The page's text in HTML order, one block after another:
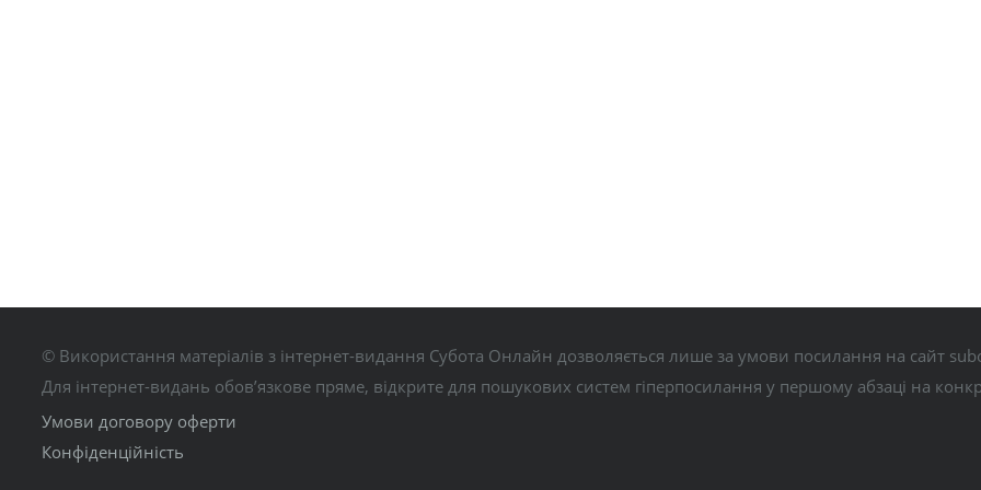
© Використання матеріалів з інтернет-видання Субота Онлайн дозволяється лише за умови посилання на сайт
Для інтернет-видань обов’язкове пряме, відкрите для пошукових систем гіперпосилання у першому абзаці на
Умови договору оферти
Конфіденційність